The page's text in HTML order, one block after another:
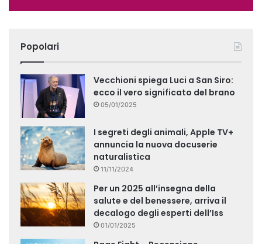
Popolari
Vecchioni spiega Luci a San Siro:
ecco il vero significato del brano
05/01/2025
I segreti degli animali, Apple TV+
annuncia la nuova docuserie
naturalistica
11/11/2024
Per un 2025 all’insegna della
salute e del benessere, arriva il
decalogo degli esperti dell’Iss
01/01/2025